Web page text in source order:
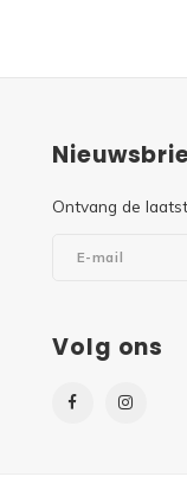
Ontvang de
Volg ons